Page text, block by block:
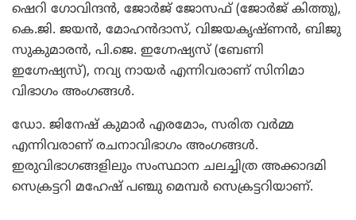
ഷെറി ഗോവിന്ദന്‍, ജോര്‍ജ് ജോസഫ് (ജോര്‍ജ് കിത്തു),
കെ.ജി. ജയന്‍, മോഹന്‍ദാസ്, വിജയകൃഷ്ണന്‍, ബിജു
സുകുമാരന്‍, പി.ജെ. ഇഗ്നേഷ്യസ് (ബേണി
ഇഗ്നേഷ്യസ്), നവ്യ നായര്‍ എന്നിവരാണ് സിനിമാ
വിഭാഗം അംഗങ്ങള്‍.
ഡോ. ജിനേഷ് കുമാര്‍ എരമോം, സരിത വര്‍മ്മ
എന്നിവരാണ് രചനാവിഭാഗം അംഗങ്ങള്‍.
ഇരുവിഭാഗങ്ങളിലും സംസ്ഥാന ചലച്ചിത്ര അക്കാദമി
സെക്രട്ടറി മഹേഷ് പഞ്ചു മെമ്പര്‍ സെക്രട്ടറിയാണ്.